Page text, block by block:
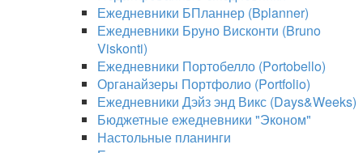
Ежедневники БПланнер (Bplanner)
Ежедневники Бруно Висконти (Bruno
Viskonti)
Ежедневники Портобелло (Portobello)
Органайзеры Портфолио (Portfolio)
Ежедневники Дэйз энд Викс (Days&Weeks)
Бюджетные ежедневники "Эконом"
Настольные планинги